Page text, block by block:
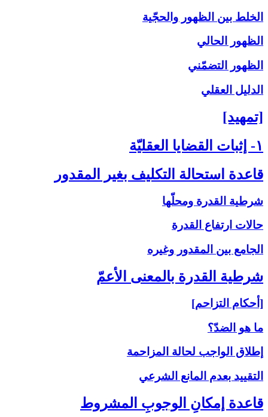
الخلط بين الظهور والحجّية
الظهور الحالي
الظهور التضمّني
الدليل العقلي
[تمهيد]
۱- إثبات القضايا العقليّة
قاعدة استحالة التكليف بغير المقدور
شرطية القدرة ومحلّها
حالات ارتفاع القدرة
الجامع بين المقدور وغيره
شرطية القدرة بالمعنى‏ الأعمّ‏
[أحكام التزاحم]
ما هو الضدّ؟
إطلاق الواجب لحالة المزاحمة
التقييد بعدم المانع الشرعي
قاعدة إمكانِ الوجوبِ المشروط